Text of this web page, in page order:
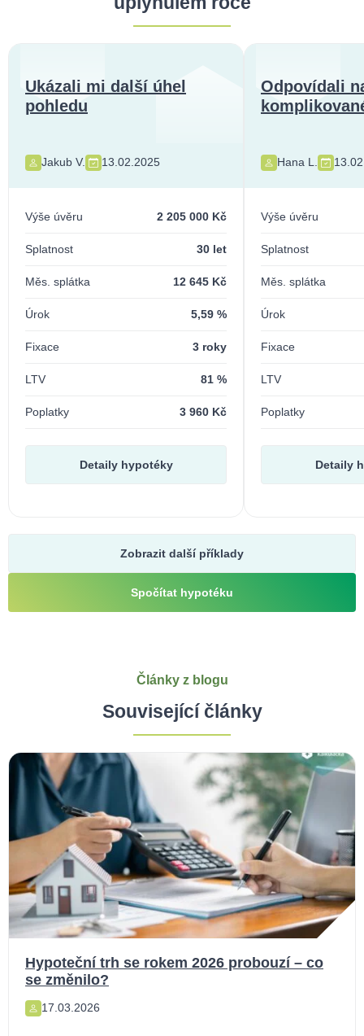
Ukázali mi další úhel
pohledu
Jakub V. 13.02.2025
Výše úvěru 2 205 000 Kč
Splatnost 30 let
Měs. splátka 12 645 Kč
Úrok 5,59 %
Fixace 3 roky
LTV 81 %
Poplatky 3 960 Kč
Detaily hypotéky
Odpovídali
Hana L.
Výše úvěru
Splatnost
Měs. splátka
Úrok
Fixace
LTV
Poplatky
Detaily
Zobrazit další příklady
Spočítat hypotéku
Články z blogu
Související články
Hypoteční trh se rokem 2026 probouzí – co
se změnilo?
17.03.2026